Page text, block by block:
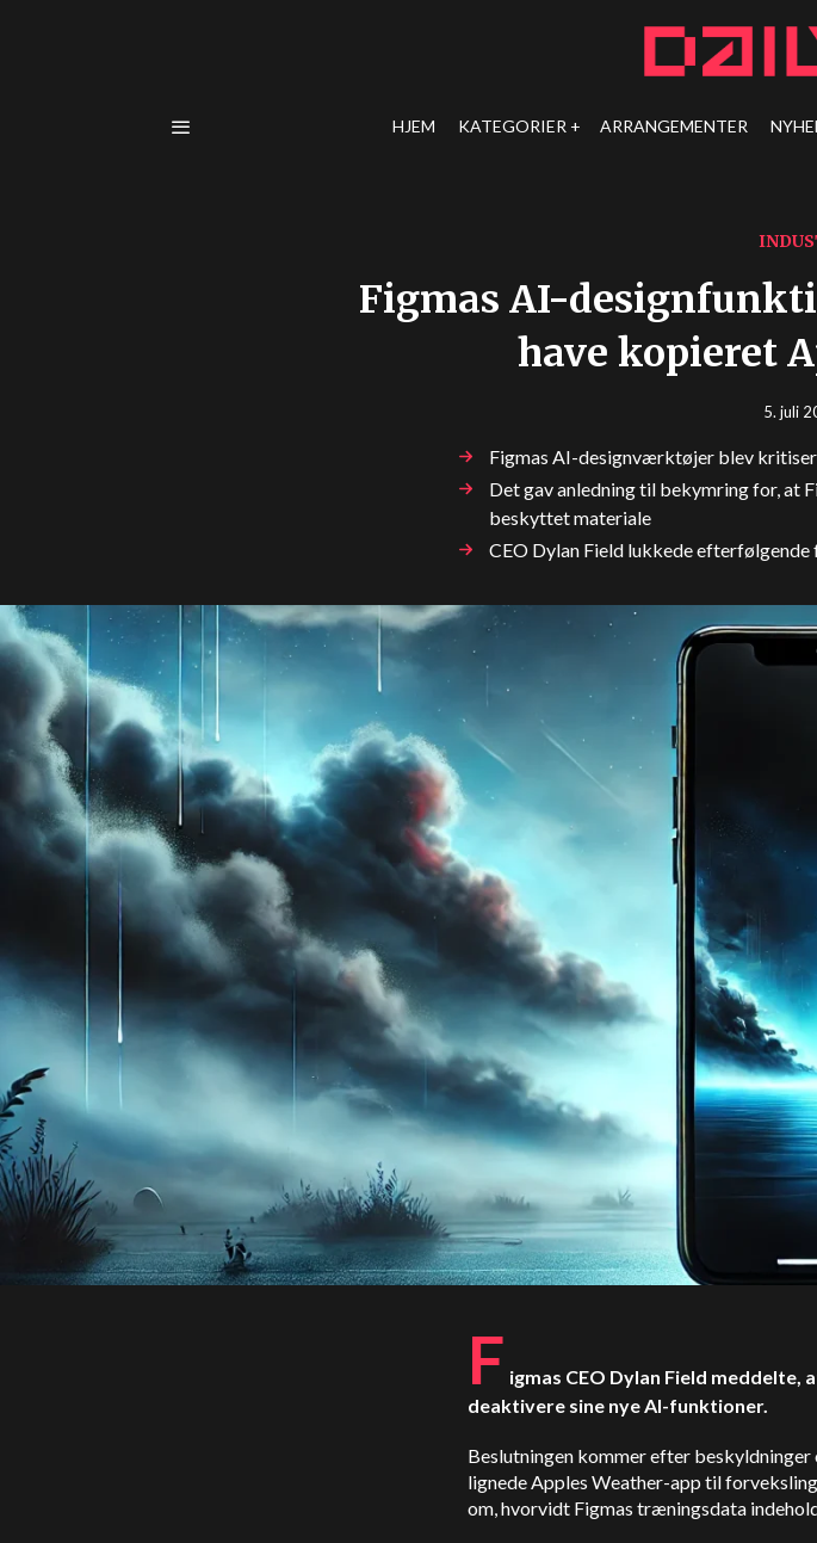
HJEM KATEGORIER ARRANGEMENTER
Figmas AI-
have kopieret
5. juli
Figmas AI-designværktøjer blev
Det gav anledning til bekymring for, at
beskyttet materiale
CEO Dylan Field lukkede
F igmas CEO Dylan Field
deaktivere sine nye AI-funktioner.
Beslutningen kommer efter
lignede Apples Weather-app til
om, hvorvidt Figmas træningsdata